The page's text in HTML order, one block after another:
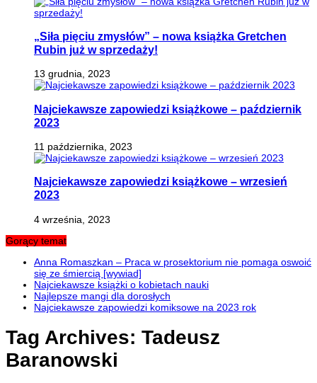
„Siła pięciu zmysłów” – nowa książka Gretchen
Rubin już w sprzedaży!
13 grudnia, 2023
Najciekawsze zapowiedzi książkowe – październik
2023
11 października, 2023
Najciekawsze zapowiedzi książkowe – wrzesień
2023
4 września, 2023
Gorący temat
Anna Romaszkan – Praca w prosektorium nie pomaga oswoić
się ze śmiercią [wywiad]
Najciekawsze książki o kobietach nauki
Najlepsze mangi dla dorosłych
Najciekawsze zapowiedzi komiksowe na 2023 rok
Tag Archives: Tadeusz
Baranowski